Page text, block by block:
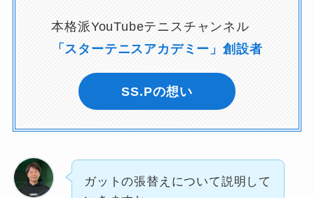
本格派YouTubeテニスチャンネル
「スターテニスアカデミー」創設者
SS.Pの想い
ガットの張替えについて説明して